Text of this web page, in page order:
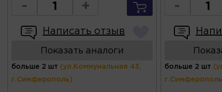
- +
Написать отзыв
Показать аналоги
больше 2 шт (ул.Коммунальная 43,
г.Симферополь)
-
больше 2 шт